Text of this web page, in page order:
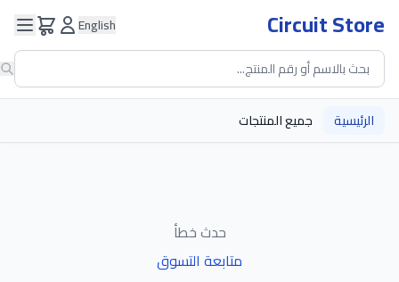
Circuit Store
English
الرئيسية جميع المنتجات
حدث خطأ
متابعة التسوق